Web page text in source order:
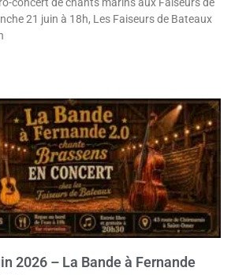
concert de chants marins aux Faiseurs de
21 juin à 18h, Les Faiseurs de Bateaux
2026 – La Bande à Fernande